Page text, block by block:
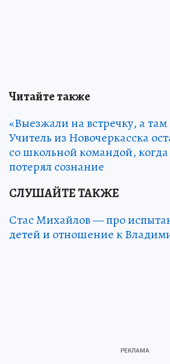
Читайте также
«Выезжали на встречку, а там
Учитель из Новочеркасска
со школьной командой, когда
потерял сознание
СЛУШАЙТЕ ТАКЖЕ
Стас Михайлов — про
детей и отношение к